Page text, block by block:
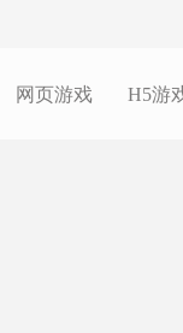
网页游戏 H5游